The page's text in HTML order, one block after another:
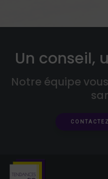
Un conseil,
Notre équipe